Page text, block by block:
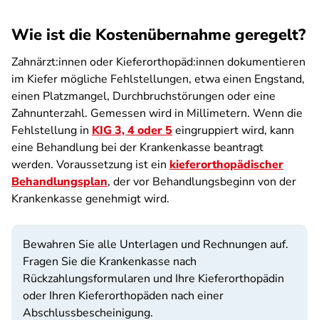
Wie ist die Kostenübernahme geregelt?
Zahnärzt:innen oder Kieferorthopäd:innen dokumentieren
im Kiefer mögliche Fehlstellungen, etwa einen Engstand,
einen Platzmangel, Durchbruchstörungen oder eine
Zahnunterzahl. Gemessen wird in Millimetern. Wenn die
Fehlstellung in KIG 3, 4 oder 5 eingruppiert wird, kann
eine Behandlung bei der Krankenkasse beantragt
werden. Voraussetzung ist ein kieferorthopädischer
Behandlungsplan, der vor Behandlungsbeginn von der
Krankenkasse genehmigt wird.
Bewahren Sie alle Unterlagen und Rechnungen auf.
Fragen Sie die Krankenkasse nach
Rückzahlungsformularen und Ihre Kieferorthopädin
oder Ihren Kieferorthopäden nach einer
Abschlussbescheinigung.